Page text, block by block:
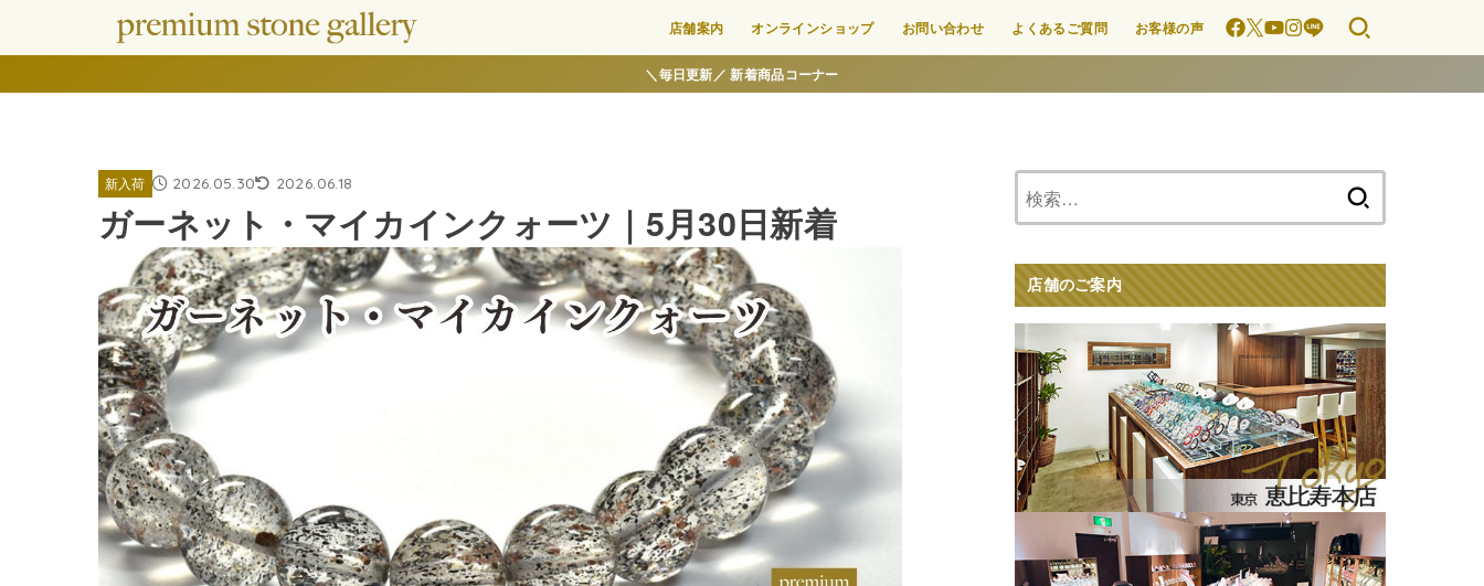
店舗案内 オンラインショップ お問い合わせ よくあるご質問 お客様の声
＼毎日更新／ 新着商品コーナー
新入荷 2026.05.30 2026.06.18
ガーネット・マイカインクォーツ｜5月30日新着
店舗のご案内